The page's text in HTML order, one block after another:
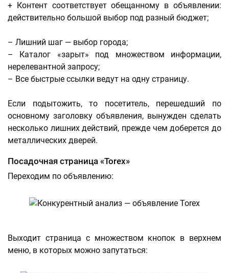
+ Контент соответствует обещанному в объявлении:
действительно большой выбор под разный бюджет;
– Лишний шаг — выбор города;
– Каталог «зарыт» под множеством информации,
нерелевантной запросу;
– Все быстрые ссылки ведут на одну страницу.
Если подытожить, то посетитель, перешедший по
основному заголовку объявления, вынужден сделать
несколько лишних действий, прежде чем доберется до
металлических дверей.
Посадочная страница «Torex»
Переходим по объявлению:
Выходит страница с множеством кнопок в верхнем
меню, в которых можно запутаться: